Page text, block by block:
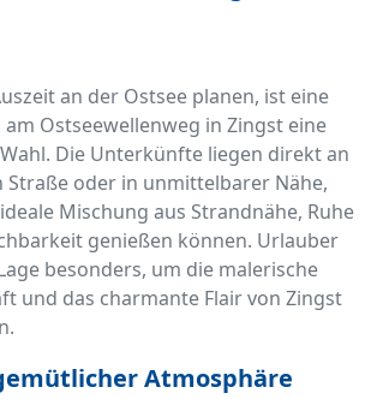
an der Ostsee planen, ist eine
Ostseewellenweg in Zingst eine
Die Unterkünfte liegen direkt an
Straße oder in unmittelbarer Nähe,
Mischung aus Strandnähe, Ruhe
genießen können. Urlauber
besonders, um die malerische
und das charmante Flair von Zingst
Atmosphäre